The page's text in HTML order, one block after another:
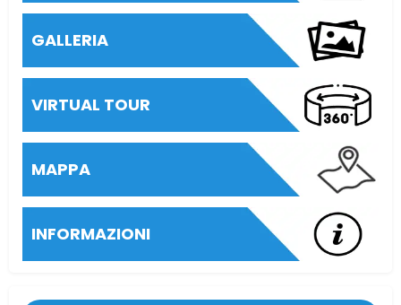
GALLERIA
VIRTUAL TOUR
MAPPA
INFORMAZIONI